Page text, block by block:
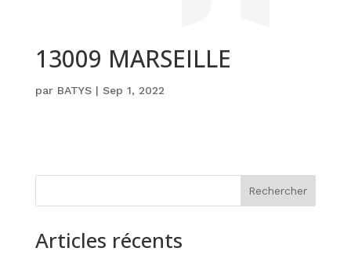
13009 MARSEILLE
par BATYS| Sep 1, 2022
Rechercher
Articles récents